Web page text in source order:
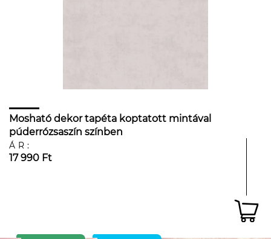
Mosható dekor tapéta koptatott mintával
púderrózsaszín színben
ÁR:
17 990 Ft